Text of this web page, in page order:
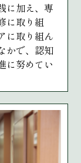
に加え、専
に取り組
に取り組ん
かで、認知
に努めてい